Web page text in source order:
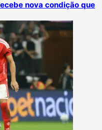
nova condição que